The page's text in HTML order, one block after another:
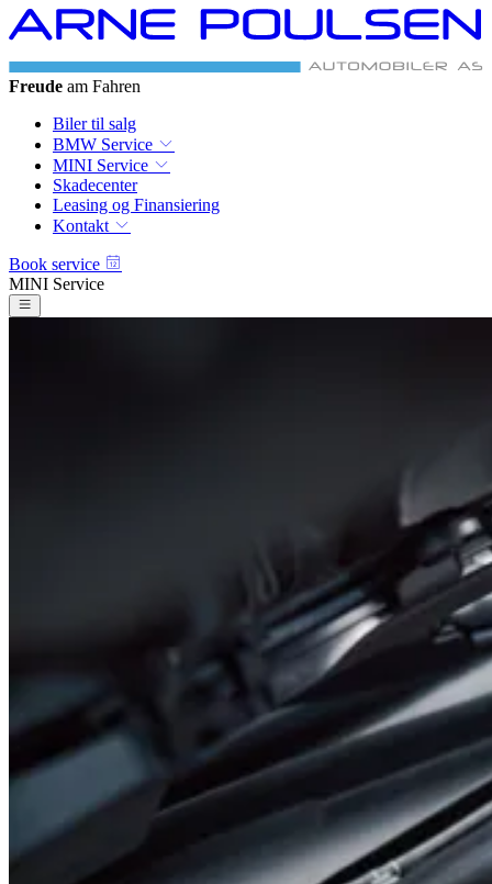
Freude am Fahren
Biler til salg
BMW Service
MINI Service
Skadecenter
Leasing og Finansiering
Kontakt
Book service
MINI Service